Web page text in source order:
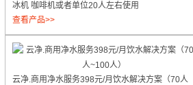
冰机 咖啡机或者单位20人左右使用
查看产品>>
云净.商用净水服务398元/月饮水解决方案（70人